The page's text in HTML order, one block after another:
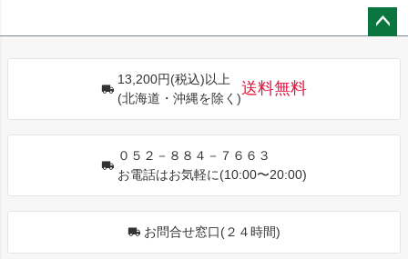
13,200円(税込)以上
(北海道・沖縄を除く)
送料無料
０５２－８８４－７６６３
お電話はお気軽に(10:00〜20:00)
お問合せ窓口(２４時間)